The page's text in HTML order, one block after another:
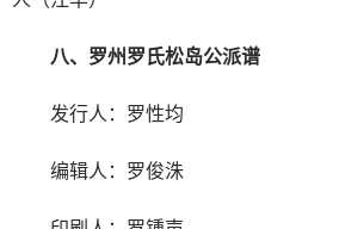
八、罗州罗氏松岛公派谱
发行人：罗性均
编辑人：罗俊洙